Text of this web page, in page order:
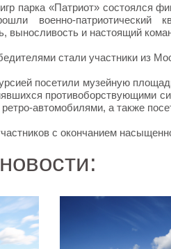
парка «Патриот» состоялся
военно-патриотический
выносливость и настоящий
стали участники из
посетили музейную
противоборствующими
автомобилями, а также
с окончанием